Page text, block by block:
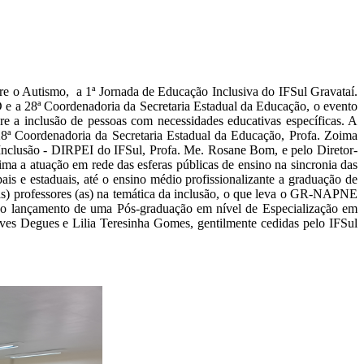
o Autismo, a 1ª Jornada de Educação Inclusiva do IFSul Gravataí.
28ª Coordenadoria da Secretaria Estadual da Educação, o evento
inclusão de pessoas com necessidades educativas específicas. A
Coordenadoria da Secretaria Estadual da Educação, Profa. Zoima
- DIRPEI do IFSul, Profa. Me. Rosane Bom, e pelo Diretor-
atuação em rede das esferas públicas de ensino na sincronia das
e estaduais, até o ensino médio profissionalizante a graduação de
professores (as) na temática da inclusão, o que leva o GR-NAPNE
de uma Pós-graduação em nível de Especialização em
Degues e Lilia Teresinha Gomes, gentilmente cedidas pelo IFSul